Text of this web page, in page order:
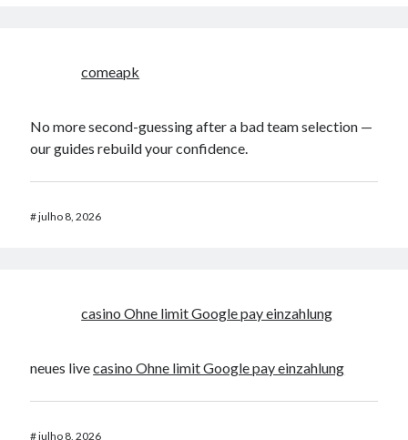
comeapk
No more second-guessing after a bad team selection —
our guides rebuild your confidence.
#julho 8, 2026
casino Ohne limit Google pay einzahlung
neues livecasino Ohne limit Google pay einzahlung
#julho 8, 2026